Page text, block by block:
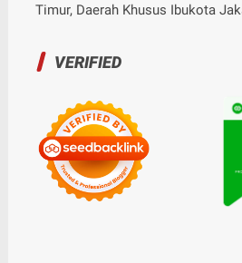
Timur, Daerah Khusus Ibukota
VERIFIED